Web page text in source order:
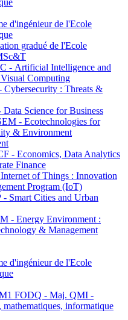
d'ingénieur de l'Ecole
gradué de l'Ecole
- Artificial Intelligence and
Computing
: Threats &
Science for Business
- Ecotechnologies for
& Environment
- Economics, Data Analytics
Finance
of Things : Innovation
Program (IoT)
Smart Cities and Urban
- Energy Environment :
& Management
d'ingénieur de l'Ecole
FODQ - Maj. QMI -
mathematiques, informatique